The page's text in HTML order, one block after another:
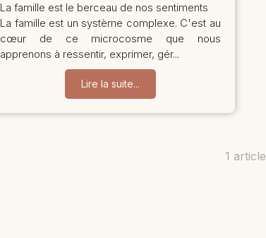
La famille est le berceau de nos sentiments
La famille est un système complexe. C'est au
cœur de ce microcosme que nous
apprenons à ressentir, exprimer, gér...
Lire la suite...
1 article